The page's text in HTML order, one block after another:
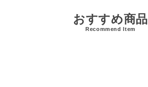
おすすめ商品
Recommend Item